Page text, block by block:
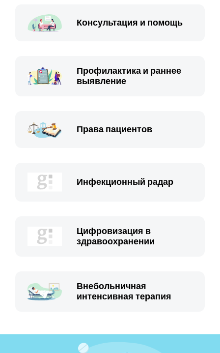
Консультация и помощь
Профилактика и раннее
выявление
Права пациентов
Инфекционный радар
Цифровизация в
здравоохранении
Внебольничная
интенсивная терапия